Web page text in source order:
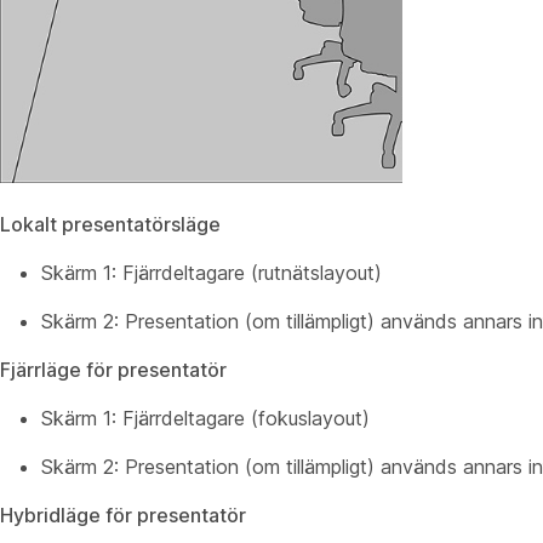
Lokalt presentatörsläge
Skärm 1: Fjärrdeltagare (rutnätslayout)
Skärm 2: Presentation (om tillämpligt) används annars
Fjärrläge för presentatör
Skärm 1: Fjärrdeltagare (fokuslayout)
Skärm 2: Presentation (om tillämpligt) används annars
Hybridläge för presentatör